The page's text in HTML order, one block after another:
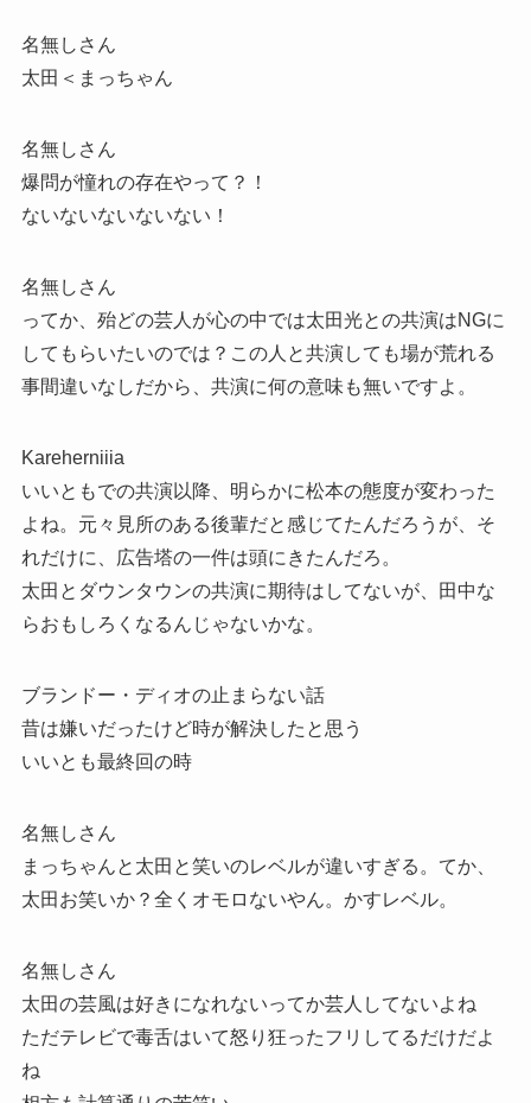
名無しさん
太田＜まっちゃん
名無しさん
爆問が憧れの存在やって？！
ないないないないない！
名無しさん
ってか、殆どの芸人が心の中では太田光との共演はNGに
してもらいたいのでは？この人と共演しても場が荒れる
事間違いなしだから、共演に何の意味も無いですよ。
Kareherniiia
いいともでの共演以降、明らかに松本の態度が変わった
よね。元々見所のある後輩だと感じてたんだろうが、そ
れだけに、広告塔の一件は頭にきたんだろ。
太田とダウンタウンの共演に期待はしてないが、田中な
らおもしろくなるんじゃないかな。
ブランドー・ディオの止まらない話
昔は嫌いだったけど時が解決したと思う
いいとも最終回の時
名無しさん
まっちゃんと太田と笑いのレベルが違いすぎる。てか、
太田お笑いか？全くオモロないやん。かすレベル。
名無しさん
太田の芸風は好きになれないってか芸人してないよね
ただテレビで毒舌はいて怒り狂ったフリしてるだけだよ
ね